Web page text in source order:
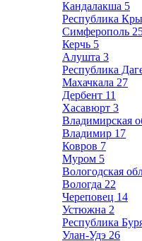
Кандалакша 5
Республика
Симферополь
Керчь 5
Алушта 3
Республика
Махачкала 27
Дербент 11
Хасавюрт 3
Владимирская
Владимир 17
Ковров 7
Муром 5
Вологодская
Вологда 22
Череповец 14
Устюжна 2
Республика
Улан-Удэ 26